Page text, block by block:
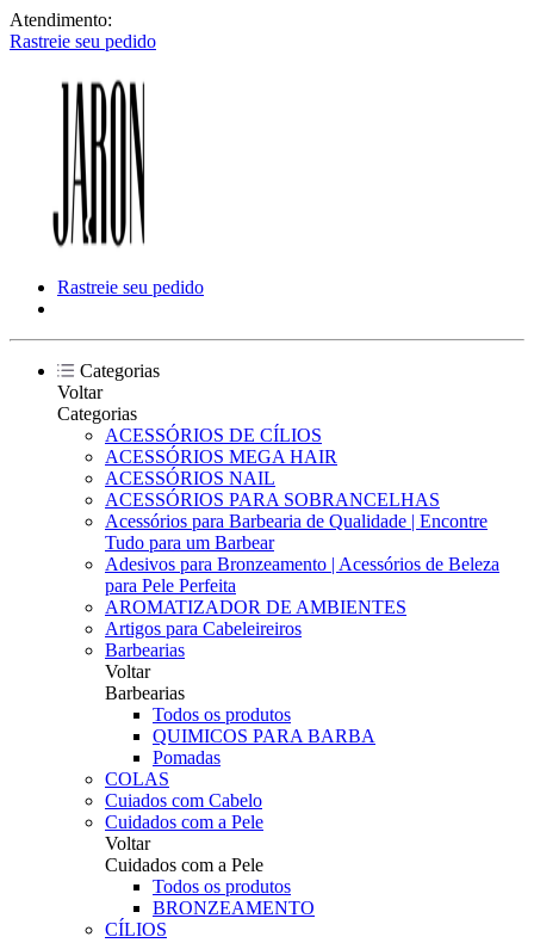
Atendimento:
Rastreie seu pedido
Rastreie seu pedido
Categorias
Voltar
Categorias
ACESSÓRIOS DE CÍLIOS
ACESSÓRIOS MEGA HAIR
ACESSÓRIOS NAIL
ACESSÓRIOS PARA SOBRANCELHAS
Acessórios para Barbearia de Qualidade | Encontre
Tudo para um Barbear
Adesivos para Bronzeamento | Acessórios de Beleza
para Pele Perfeita
AROMATIZADOR DE AMBIENTES
Artigos para Cabeleireiros
Barbearias
Voltar
Barbearias
Todos os produtos
QUIMICOS PARA BARBA
Pomadas
COLAS
Cuiados com Cabelo
Cuidados com a Pele
Voltar
Cuidados com a Pele
Todos os produtos
BRONZEAMENTO
CÍLIOS